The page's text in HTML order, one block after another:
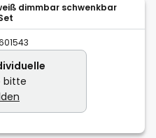
dimmbar schwenkbar
bitte